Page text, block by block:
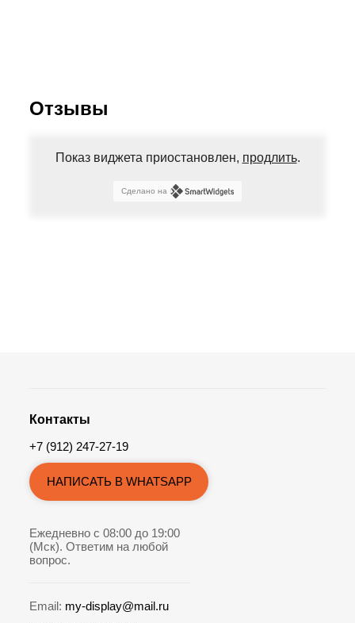
Отзывы
Показ виджета приостановлен, продлить.
Сделано на
Контакты
+7 (912) 247-27-19
НАПИСАТЬ В WHATSAPP
Ежедневно с 08:00 до 19:00
(Мск). Ответим на любой
вопрос.
Email: my-display@mail.ru